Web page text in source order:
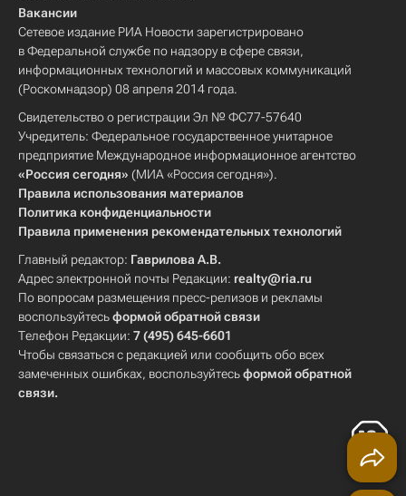
Вакансии
Сетевое издание РИА Новости зарегистрировано
в Федеральной службе по надзору в сфере связи,
информационных технологий и массовых коммуникаций
(Роскомнадзор) 08 апреля 2014 года.
Свидетельство о регистрации Эл № ФС77-57640
Учредитель: Федеральное государственное унитарное
предприятие Международное информационное агентство
«Россия сегодня» (МИА «Россия сегодня»).
Правила использования материалов
Политика конфиденциальности
Правила применения рекомендательных технологий
Главный редактор: Гаврилова А.В.
Адрес электронной почты Редакции: realty@ria.ru
По вопросам размещения пресс-релизов и рекламы
воспользуйтесьформой обратной связи
Телефон Редакции: 7 (495) 645-6601
Чтобы связаться с редакцией или сообщить обо всех
замеченных ошибках, воспользуйтесьформой обратной
связи.